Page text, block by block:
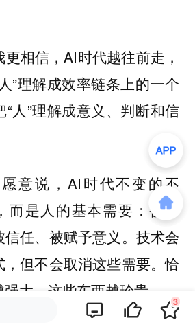
相信，AI时代越往前走，
”理解成效率链条上的一个
人”理解成意义、判断和信
意说，AI时代不变的不
而是人的基本需要：被尊
任、被赋予意义。技术会
但不会取消这些需要。恰
大，这些东西越珍贵。
3